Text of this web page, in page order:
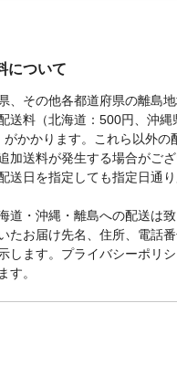
について
、その他各都道府県の離島
送料（北海道：500円、沖縄
かかります。これら以外の
加送料が発生する場合がござ
送日を指定しても指定日通
道・沖縄・離島への配送は致
たお届け先名、住所、電話
します。プライバシーポリ
す。